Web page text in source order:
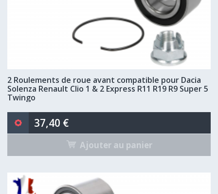
2 Roulements de roue avant compatible pour Dacia
Solenza Renault Clio 1 & 2 Express R11 R19 R9 Super 5
Twingo
37,40 €
Ajouter au panier